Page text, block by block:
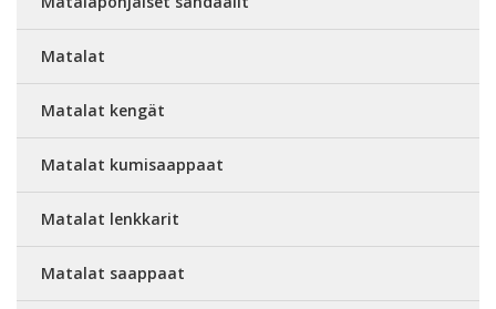
Matalat
Matalat kengät
Matalat kumisaappaat
Matalat lenkkarit
Matalat saappaat